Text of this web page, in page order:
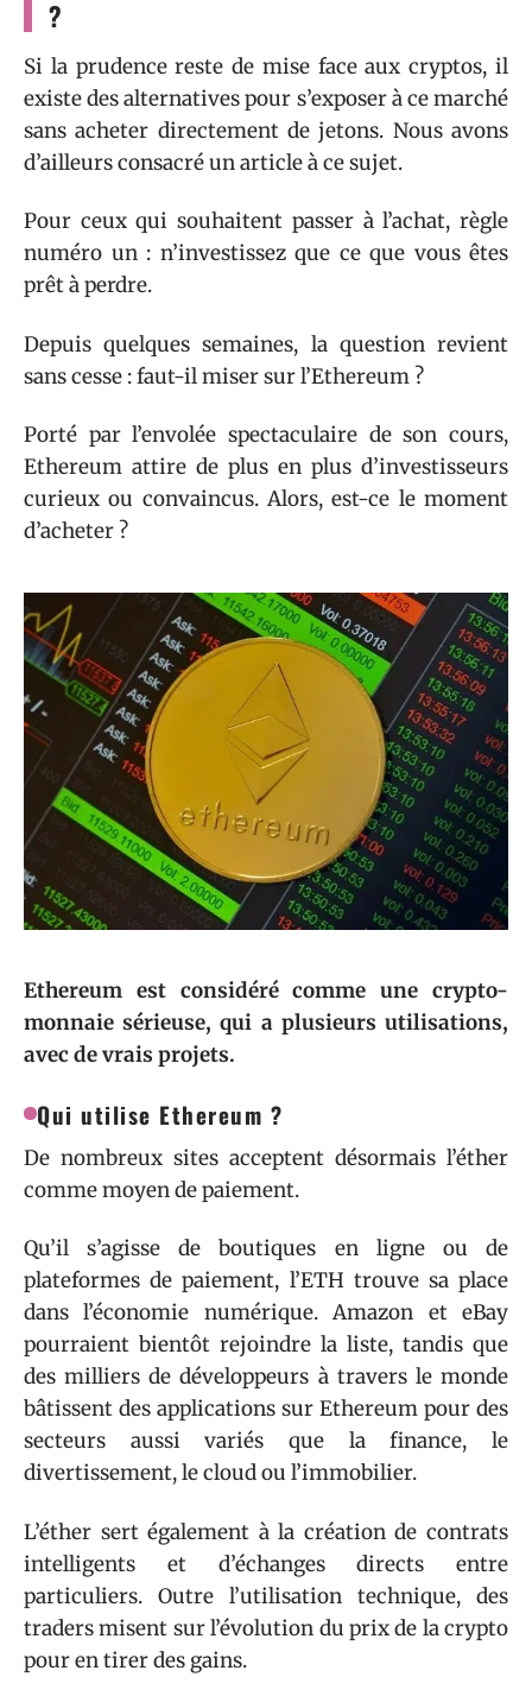
?
Si la prudence reste de mise face aux cryptos, il
existe des alternatives pour s’exposer à ce marché
sans acheter directement de jetons. Nous avons
d’ailleurs consacré un article à ce sujet.
Pour ceux qui souhaitent passer à l’achat, règle
numéro un : n’investissez que ce que vous êtes
prêt à perdre.
Depuis quelques semaines, la question revient
sans cesse : faut-il miser sur l’Ethereum ?
Porté par l’envolée spectaculaire de son cours,
Ethereum attire de plus en plus d’investisseurs
curieux ou convaincus. Alors, est-ce le moment
d’acheter ?
Ethereum est considéré comme une crypto-
monnaie sérieuse, qui a plusieurs utilisations,
avec de vrais projets.
Qui utilise Ethereum ?
De nombreux sites acceptent désormais l’éther
comme moyen de paiement.
Qu’il s’agisse de boutiques en ligne ou de
plateformes de paiement, l’ETH trouve sa place
dans l’économie numérique. Amazon et eBay
pourraient bientôt rejoindre la liste, tandis que
des milliers de développeurs à travers le monde
bâtissent des applications sur Ethereum pour des
secteurs aussi variés que la finance, le
divertissement, le cloud ou l’immobilier.
L’éther sert également à la création de contrats
intelligents et d’échanges directs entre
particuliers. Outre l’utilisation technique, des
traders misent sur l’évolution du prix de la crypto
pour en tirer des gains.